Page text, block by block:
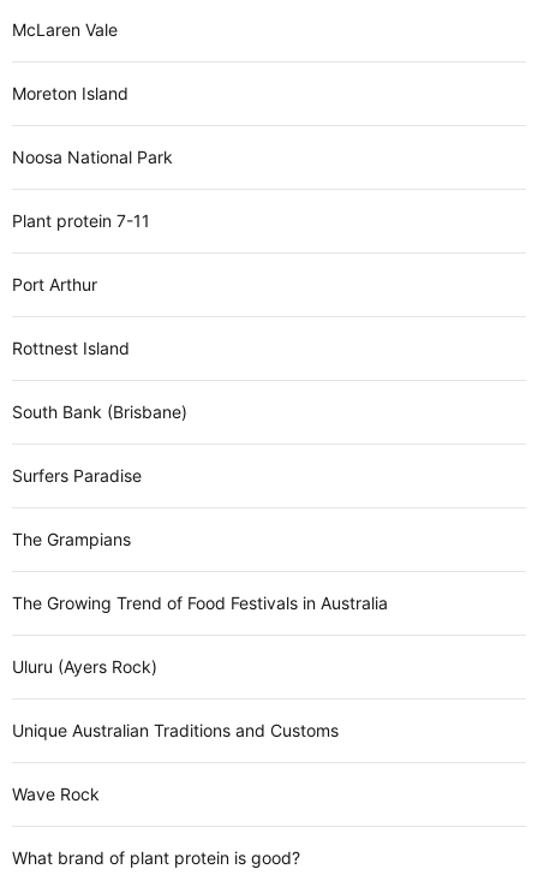
McLaren Vale
Moreton Island
Noosa National Park
Plant protein 7-11
Port Arthur
Rottnest Island
South Bank (Brisbane)
Surfers Paradise
The Grampians
The Growing Trend of Food Festivals in Australia
Uluru (Ayers Rock)
Unique Australian Traditions and Customs
Wave Rock
What brand of plant protein is good?